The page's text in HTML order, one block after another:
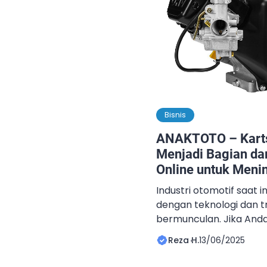
Bisnis
ANAKTOTO –
Menjadi Bagian
Online untuk
Pengetahuan dan
Industri otomotif saat
dengan teknologi dan
bermunculan. Jika
otomotif atau ingin
tentang dunia
Reza H.13/06/2025